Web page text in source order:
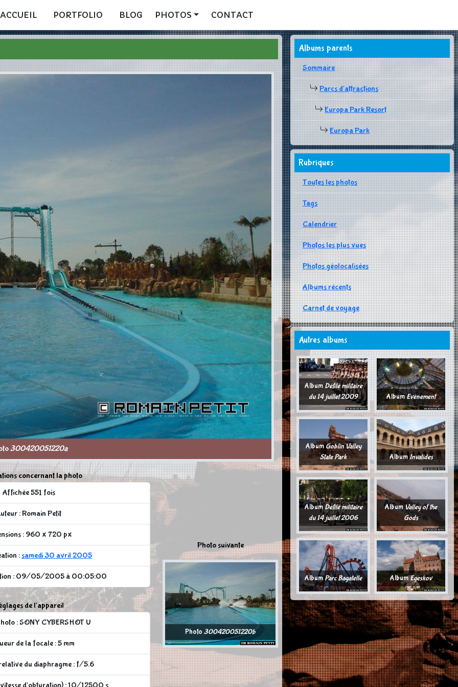
ACCUEIL PORTFOLIO BLOG PHOTOS CONTACT
300420051220a
concernant la photo
Affichée 551 fois
: Romain Petit
: 960 x 720 px
: samedi 30 avril 2005
: 09/05/2005 à 00:05:00
de l'appareil
: SONY CYBERSHOT U
de la focale : 5 mm
du diaphragme : f/5.6
d'obturation) : 10/12500 s
Photo suivante
Photo 300420051220b
Albums parents
Sommaire
Parcs d'attractions
Europa Park Resort
Europa Park
Rubriques
Toutes les photos
Tags
Calendrier
Photos les plus vues
Photos géolocalisées
Albums récents
Carnet de voyage
Autres albums
Album Défilé militaire
du 14 juillet 2009
AlbumEvènement
Album Goblin Valley
State Park
AlbumInvalides
AlbumDéfilé militaire
du 14 juillet 2006
AlbumValley of the
Gods
AlbumParc Bagatelle AlbumEgeskov